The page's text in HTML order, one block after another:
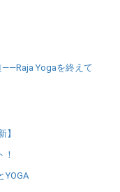
Yogaを終えて
】
！
YOGA